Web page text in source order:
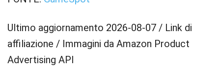
Ultimo aggiornamento 2026-08-07 / Link di
affiliazione / Immagini da Amazon Product
Advertising API